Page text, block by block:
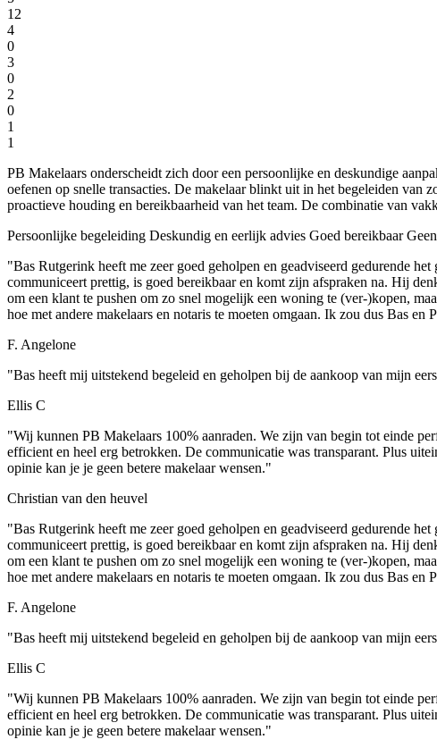
12
4
0
3
0
2
0
1
1
PB Makelaars onderscheidt zich door een persoonlijke en deskundige
oefenen op snelle transacties. De makelaar blinkt uit in het begeleiden van
proactieve houding en bereikbaarheid van het team. De combinatie van
Persoonlijke begeleiding Deskundig en eerlijk advies Goed bereikbaar
"Bas Rutgerink heeft me zeer goed geholpen en geadviseerd gedurende
communiceert prettig, is goed bereikbaar en komt zijn afspraken na. Hij
om een klant te pushen om zo snel mogelijk een woning te (ver-)kopen,
hoe met andere makelaars en notaris te moeten omgaan. Ik zou dus Bas
F. Angelone
"Bas heeft mij uitstekend begeleid en geholpen bij de aankoop van mijn
Ellis C
"Wij kunnen PB Makelaars 100% aanraden. We zijn van begin tot einde
efficient en heel erg betrokken. De communicatie was transparant. Plus
opinie kan je je geen betere makelaar wensen."
Christian van den heuvel
"Bas Rutgerink heeft me zeer goed geholpen en geadviseerd gedurende
communiceert prettig, is goed bereikbaar en komt zijn afspraken na. Hij
om een klant te pushen om zo snel mogelijk een woning te (ver-)kopen,
hoe met andere makelaars en notaris te moeten omgaan. Ik zou dus Bas
F. Angelone
"Bas heeft mij uitstekend begeleid en geholpen bij de aankoop van mijn
Ellis C
"Wij kunnen PB Makelaars 100% aanraden. We zijn van begin tot einde
efficient en heel erg betrokken. De communicatie was transparant. Plus
opinie kan je je geen betere makelaar wensen."